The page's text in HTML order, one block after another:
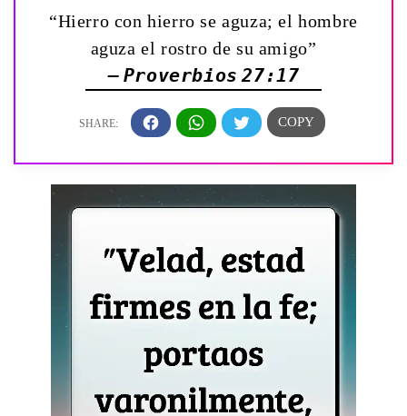
“Hierro con hierro se aguza; el hombre
aguza el rostro de su amigo”
— Proverbios 27:17